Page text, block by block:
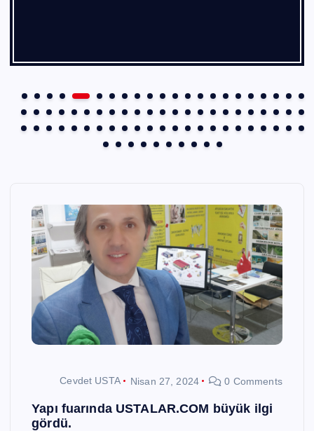
Cevdet USTA Nisan 27, 2024 0 Comments
Yapı fuarında USTALAR.COM büyük ilgi
gördü.